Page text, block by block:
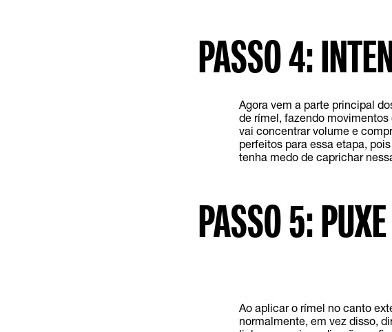
PASSO 4:
Agora vem a parte principal
de rímel, fazendo
vai concentrar volume e
perfeitos para essa etapa,
tenha medo de caprichar
PASSO 5:
Ao aplicar o rímel no canto
normalmente, em vez disso,